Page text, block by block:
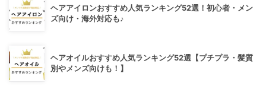
ヘアアイロンおすすめ人気ランキング52選！初心者・メン
ズ向け・海外対応も♪
ヘアオイルおすすめ人気ランキング52選【プチプラ・髪質
別やメンズ向けも！】